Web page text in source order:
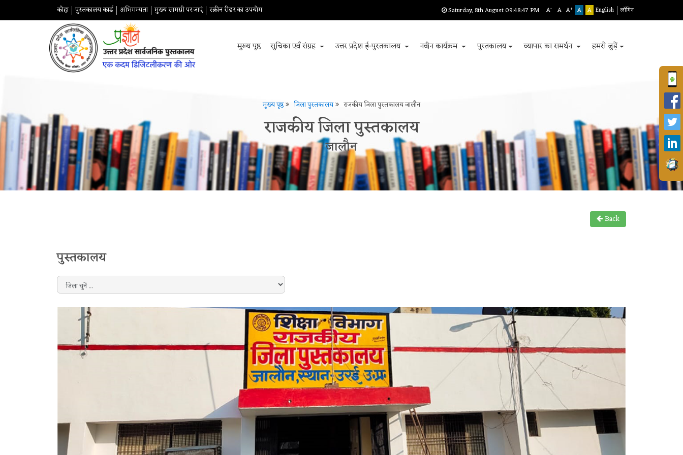
कोहा पुस्तकालय कार्ड अभिगम्यता मुख्य सामग्री पर जाएं स्क्रीन रीडर का उपयोग A- A A+ A A English लॉगिन
Saturday, 8th August 09:48:47 PM
मुख्य पृष्ठ सुचिका एवँ संग्रह उत्तर प्रदेश ई-पुस्तकालय नवीन कार्यक्रम पुस्तकालय व्यापार का समर्थन हमसे जुड़ें
मुख्य पृष्ठ जिला पुस्तकालय राजकीय जिला पुस्तकालय जालौन
राजकीय जिला पुस्तकालय
जालौन
Back
पुस्तकालय